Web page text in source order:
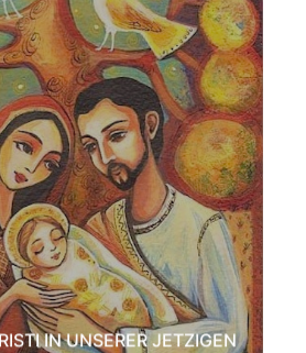
IN UNSERER JETZIGEN
IN UNSERER JETZIGEN
ZEIT
ganz offensichtlich gesegnet. Und
nachvollziehen. Das in und um uns
und das Unbehagen sind alles
der Liebe. Liebe herrscht vor.
und lernen Sie eine Heilbehandlung.
eine ganz neu erkannte Bedeutung.
MEHR ERFAHREN